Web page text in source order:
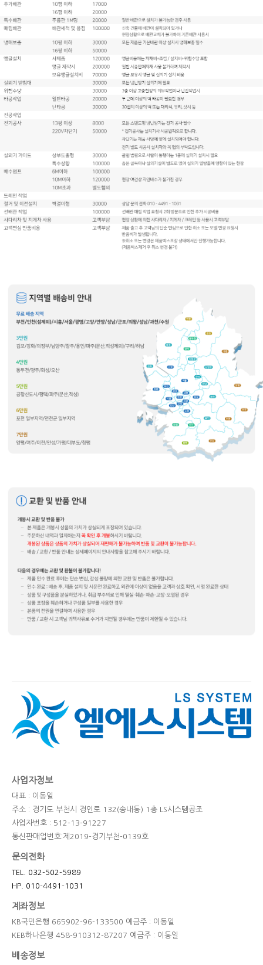
사업자정보
대표 : 이동일
주소 : 경기도 부천시 경인로 132(송내동) 1층 LS시스템공조
사업자번호 : 512-13-91227
통신판매업번호:제2019-경기부천-0139호
문의전화
TEL. 032-502-5989
HP. 010-4491-1031
계좌정보
KB국민은행 665902-96-133500 예금주 : 이동일
KEB하나은행 458-910312-87207 예금주 : 이동일
배송정보